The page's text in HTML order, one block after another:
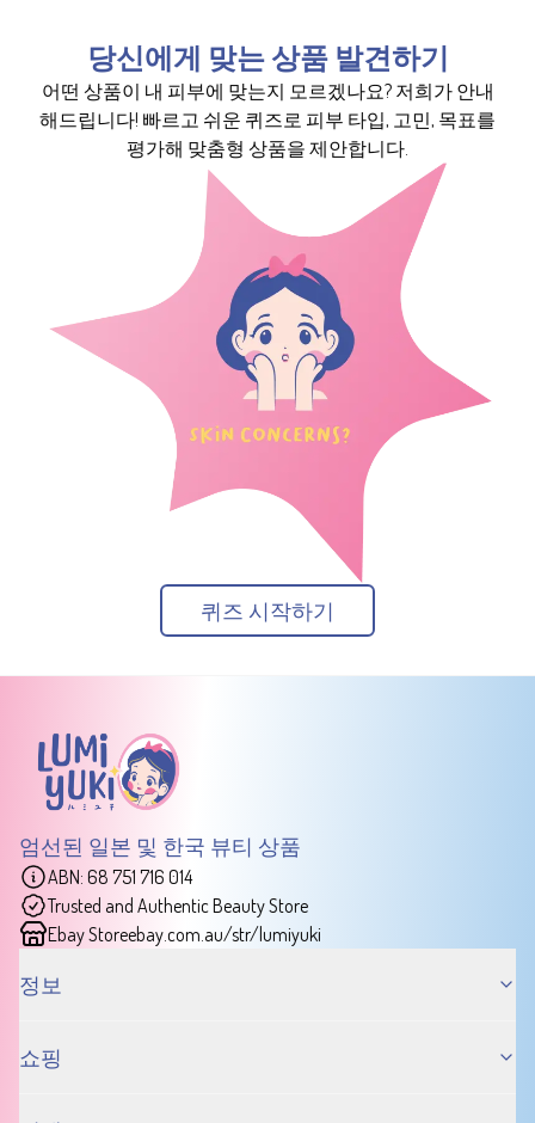
당신에게 맞는 상품 발견하기
어떤 상품이 내 피부에 맞는지 모르겠나요? 저희가 안내
해드립니다! 빠르고 쉬운 퀴즈로 피부 타입, 고민, 목표를
평가해 맞춤형 상품을 제안합니다.
퀴즈 시작하기
엄선된 일본 및 한국 뷰티 상품
ABN: 68 751 716 014
Trusted and Authentic Beauty Store
Ebay Storeebay.com.au/str/lumiyuki
정보
쇼핑